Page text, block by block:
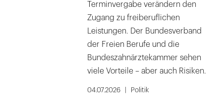
Terminvergabe verändern den
Zugang zu freiberuflichen
Leistungen. Der Bundesverband
der Freien Berufe und die
Bundeszahnärztekammer sehen
viele Vorteile – aber auch Risiken.
04.07.2026 Politik